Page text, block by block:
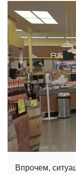
Впрочем,